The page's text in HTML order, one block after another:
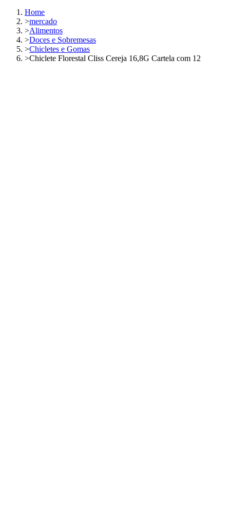
Home
>mercado
>Alimentos
>Doces e Sobremesas
>Chicletes e Gomas
>Chiclete Florestal Cliss Cereja 16,8G Cartela com 12